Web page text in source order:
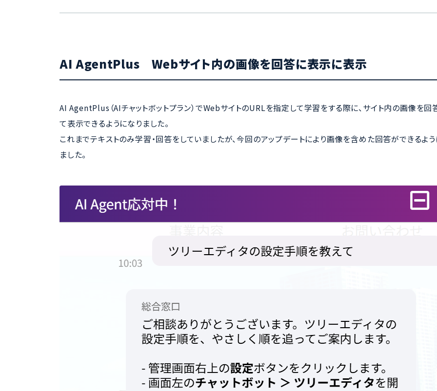
AI AgentPlus Webサイト内の画像を回答に表示に表示
AI AgentPlus（AIチャットボットプラン）でWebサイトのURLを指定して学習をする際に、サイト内の画像を回
て表示できるようになりました。
これまでテキストのみ学習・回答をしていましたが、今回のアップデートにより画像を含めた回答ができるよ
ました。